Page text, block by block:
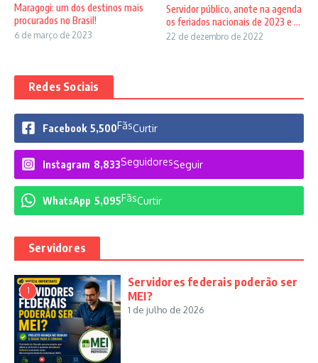
Maragogi: um dos destinos mais
procurados no Brasil!
6 de março de 2023
Servidor público, anote na agenda
os feriados nacionais de 2023 e ...
22 de dezembro de 2022
Redes Sociais
Facebook 5,500FãsCurtir
Instagram 8,833SeguidoresSeguir
WhatsApp 5,095FãsCurtir
Servidores
1
Servidores federais poderão ser
MEI?
1 de julho de 2026